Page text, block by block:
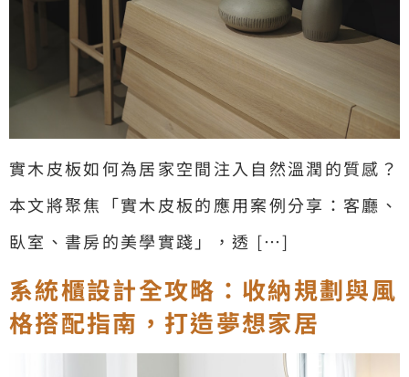
實木皮板如何為居家空間注入自然溫潤的質感？
本文將聚焦「實木皮板的應用案例分享：客廳、
臥室、書房的美學實踐」，透 […]
系統櫃設計全攻略：收納規劃與風
格搭配指南，打造夢想家居